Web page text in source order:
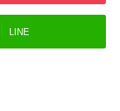
LINE